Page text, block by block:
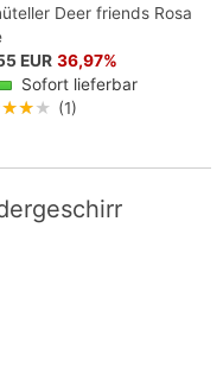
Deer friends Rosa
EUR 36,97%
Sofort lieferbar
(1)